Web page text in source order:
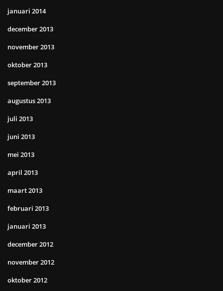
januari 2014
december 2013
november 2013
oktober 2013
september 2013
augustus 2013
juli 2013
juni 2013
mei 2013
april 2013
maart 2013
februari 2013
januari 2013
december 2012
november 2012
oktober 2012